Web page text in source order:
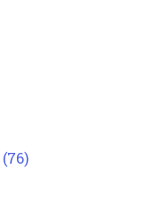
(76)